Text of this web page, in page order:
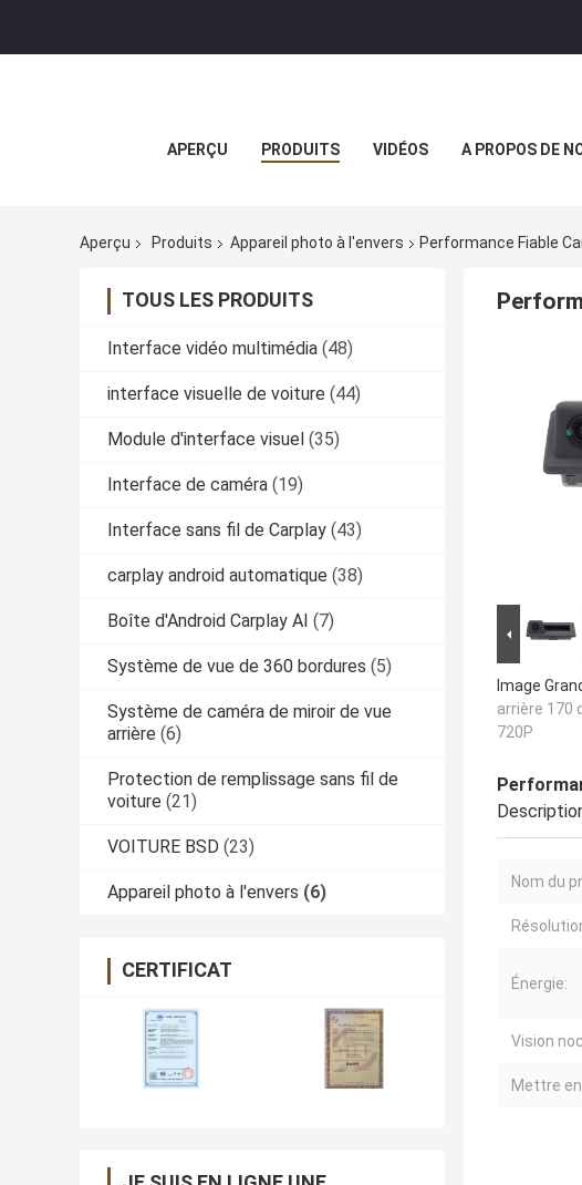
APERÇU PRODUITS VIDÉOS A PROPOS DE
Aperçu Produits Appareil photo à l'envers Performance Fiable
TOUS LES PRODUITS
Interface vidéo multimédia (48)
interface visuelle de voiture (44)
Module d'interface visuel (35)
Interface de caméra (19)
Interface sans fil de Carplay (43)
carplay android automatique (38)
Boîte d'Android Carplay AI (7)
Système de vue de 360 bordures (5)
Système de caméra de miroir de vue
arrière (6)
Protection de remplissage sans fil de
voiture (21)
VOITURE BSD (23)
Appareil photo à l'envers (6)
CERTIFICAT
Image
arrière 170
720P
Nom du
Énergie:
Vision
Mettre